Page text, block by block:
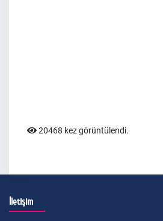
20468 kez görüntülendi.
İletişim